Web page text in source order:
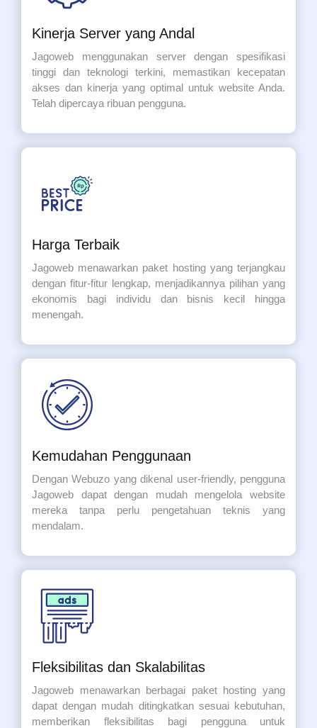
Kinerja Server yang Andal
Jagoweb menggunakan server dengan spesifikasi
tinggi dan teknologi terkini, memastikan kecepatan
akses dan kinerja yang optimal untuk website Anda.
Telah dipercaya ribuan pengguna.
Harga Terbaik
Jagoweb menawarkan paket hosting yang terjangkau
dengan fitur-fitur lengkap, menjadikannya pilihan yang
ekonomis bagi individu dan bisnis kecil hingga
menengah.
Kemudahan Penggunaan
Dengan Webuzo yang dikenal user-friendly, pengguna
Jagoweb dapat dengan mudah mengelola website
mereka tanpa perlu pengetahuan teknis yang
mendalam.
Fleksibilitas dan Skalabilitas
Jagoweb menawarkan berbagai paket hosting yang
dapat dengan mudah ditingkatkan sesuai kebutuhan,
memberikan fleksibilitas bagi pengguna untuk